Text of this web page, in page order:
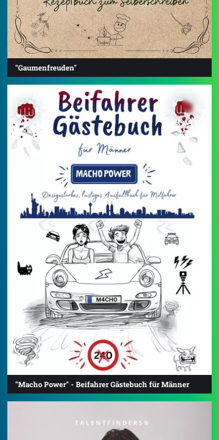
"Gaumenfreuden"
"Macho Power" - Beifahrer Gästebuch für Männer